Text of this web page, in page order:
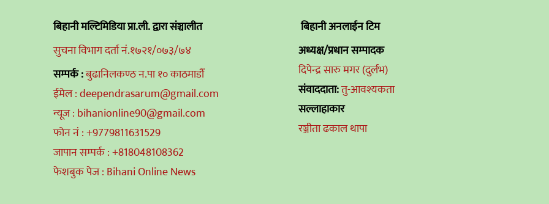
बिहानी मल्टिमिडिया प्रा.ली. द्वारा संञ्चालीत
सुचना विभाग दर्ता नं.१७२१/०७३/७४
सम्पर्क :बुढानिलकण्ठ न.पा १० काठमाडौं
ईमेल : deependrasarum@gmail.com
न्यूज : bihanionline90@gmail.com
फोन नं : +9779811631529
जापान सम्पर्क : +818048108362
फेशबुक पेज : Bihani Online News
बिहानी अनलाईन टिम
अध्यक्ष/प्रधान सम्पादक
दिपेन्द्र सारु मगर (दुर्लभ)
संवाददाता:तु-आवश्यकता
सल्लाहाकार
रञ्जीता ढकाल थापा